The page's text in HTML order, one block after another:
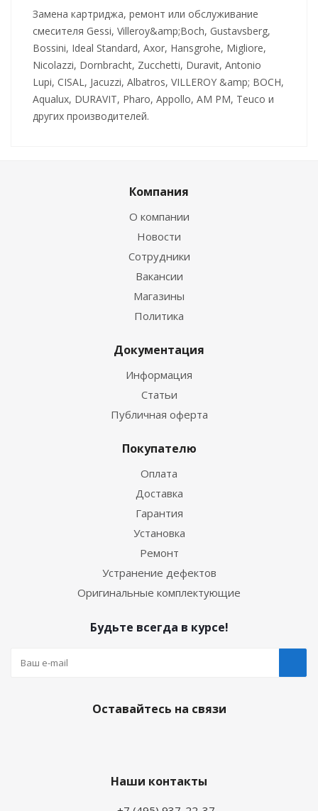
Замена картриджа, ремонт или обслуживание
смесителя Gessi, Villeroy&amp;Boch, Gustavsberg,
Bossini, Ideal Standard, Axor, Hansgrohe, Migliore,
Nicolazzi, Dornbracht, Zucchetti, Duravit, Antonio
Lupi, CISAL, Jacuzzi, Albatros, VILLEROY &amp; BOCH,
Aqualux, DURAVIT, Pharo, Appollo, AM PM, Teuco и
других производителей.
Компания
О компании
Новости
Сотрудники
Вакансии
Магазины
Политика
Документация
Информация
Статьи
Публичная оферта
Покупателю
Оплата
Доставка
Гарантия
Установка
Ремонт
Устранение дефектов
Оригинальные комплектующие
Будьте всегда в курсе!
Оставайтесь на связи
Наши контакты